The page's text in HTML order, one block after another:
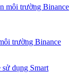
trường Binance